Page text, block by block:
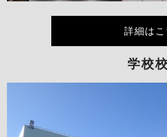
詳細はこ
学校